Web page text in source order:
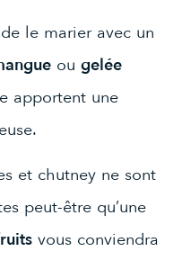
le marier avec un
ougelée
apportent une
et chutney ne sont
peut-être qu’une
vous conviendra